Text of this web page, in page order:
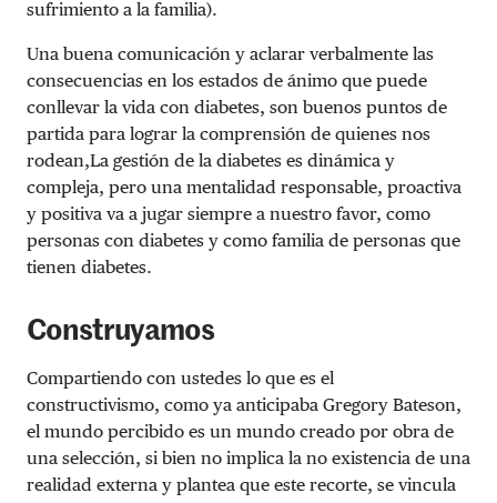
sufrimiento a la familia).
Una buena comunicación y aclarar verbalmente las
consecuencias en los estados de ánimo que puede
conllevar la vida con diabetes, son buenos puntos de
partida para lograr la comprensión de quienes nos
rodean,La gestión de la diabetes es dinámica y
compleja, pero una mentalidad responsable, proactiva
y positiva va a jugar siempre a nuestro favor, como
personas con diabetes y como familia de personas que
tienen diabetes.
Construyamos
Compartiendo con ustedes lo que es el
constructivismo, como ya anticipaba Gregory Bateson,
el mundo percibido es un mundo creado por obra de
una selección, si bien no implica la no existencia de una
realidad externa y plantea que este recorte, se vincula